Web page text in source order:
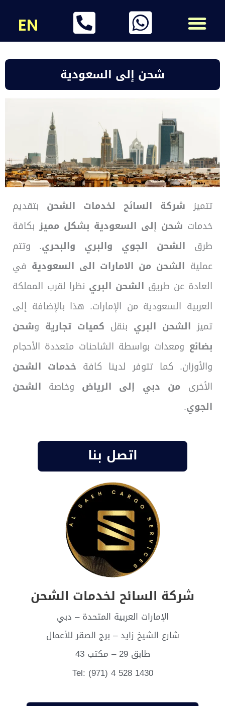
المحتوى
EN
شحن إلى السعودية
تتميز شركة السائح لخدمات الشحن بتقديم
خدمات شحن إلى السعودية بشكل مميزبكافة
طرق الشحن الجوي والبري والبحري. وتتم
عملية الشحن من الامارات الى السعودية في
العادة عن طريق الشحن البري نظرا لقرب المملكة
العربية السعودية من الإمارات. هذا بالإضافة إلى
تميز الشحن البري بنقل كميات تجارية وشحن
بضائع ومعدات بواسطة الشاحنات متعددة الأحجام
والأوزان. كما تتوفر لدينا كافة خدمات الشحن
الأخرى من دبي إلى الرياض وخاصة الشحن
الجوي.
اتصل بنا
شركة السائح لخدمات الشحن
الإمارات العربية المتحدة – دبي
شارع الشيخ زايد – برج الصقر للأعمال
طابق 29 – مكتب 43
Tel: (971) 4 528 1430